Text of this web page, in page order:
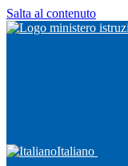
Salta al contenuto
Italiano